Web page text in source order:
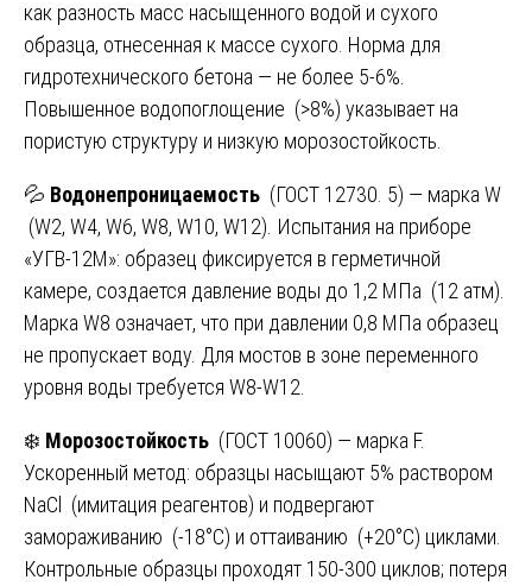
как разность масс насыщенного водой и сухого
образца, отнесенная к массе сухого. Норма для
гидротехнического бетона — не более 5-6%.
Повышенное водопоглощение (>8%) указывает на
пористую структуру и низкую морозостойкость.
💦 Водонепроницаемость (ГОСТ 12730. 5) — марка W
(W2, W4, W6, W8, W10, W12). Испытания на приборе
«УГВ-12М»: образец фиксируется в герметичной
камере, создается давление воды до 1,2 МПа (12 атм).
Марка W8 означает, что при давлении 0,8 МПа образец
не пропускает воду. Для мостов в зоне переменного
уровня воды требуется W8-W12.
❄️ Морозостойкость (ГОСТ 10060) — марка F.
Ускоренный метод: образцы насыщают 5% раствором
NaCl (имитация реагентов) и подвергают
замораживанию (-18°C) и оттаиванию (+20°C) циклами.
Контрольные образцы проходят 150-300 циклов; потеря